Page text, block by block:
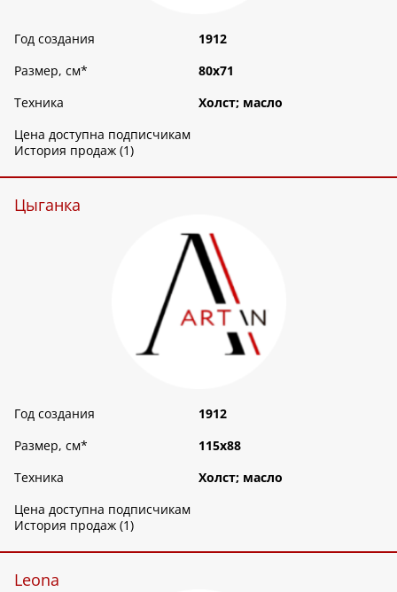
Год создания
1912
Размер, см*
80х71
Техника
Холст; масло
Цена доступна подписчикам
История продаж (1)
Цыганка
Год создания
1912
Размер, см*
115х88
Техника
Холст; масло
Цена доступна подписчикам
История продаж (1)
Leona